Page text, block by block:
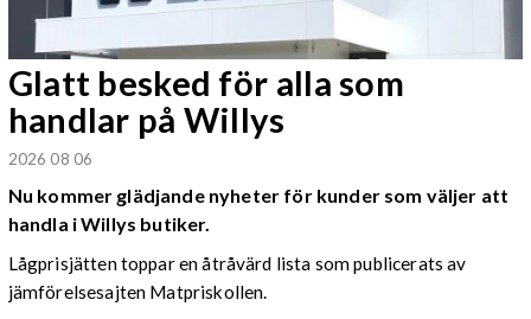
Glatt besked för alla som
handlar på Willys
2026 08 06
Nu kommer glädjande nyheter för kunder som väljer att
handla i Willys butiker.
Lågprisjätten toppar en åtråvärd lista som publicerats av
jämförelsesajten Matpriskollen.